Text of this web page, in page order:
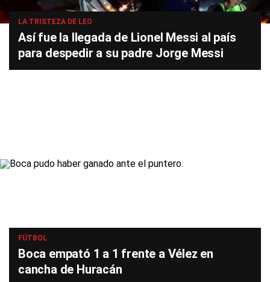
LA TRISTEZA DE LEO
Así fue la llegada de Lionel Messi al país
para despedir a su padre Jorge Messi
FÚTBOL
Boca empató 1 a 1 frente a Vélez en
cancha de Huracán